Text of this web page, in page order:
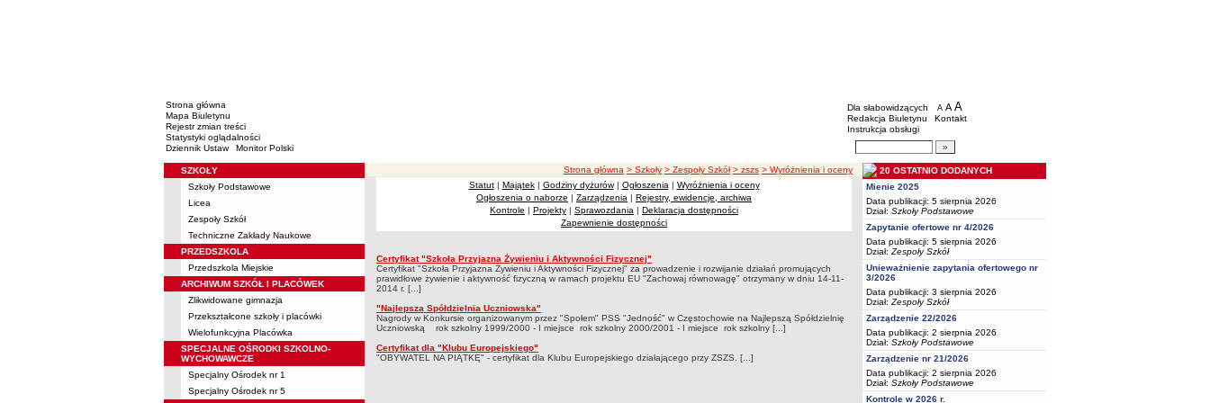
Strona główna
Mapa Biuletynu
Rejestr zmian treści
Statystyki oglądalności
Dziennik Ustaw
Monitor Polski
BIP - Oświata Częstochowa
Menu dodatkowe
Dla słabowidzących A pomniejsz czcionkę
A standardowy rozmiar czcionki
A
Redakcja Biuletynu
Kontakt
Instrukcja obsługi
Wyszukiwarka artykułów
Menu
SZKOŁY
Szkoły Podstawowe
Licea
Zespoły Szkół
Techniczne Zakłady Naukowe
PRZEDSZKOLA
Przedszkola Miejskie
ARCHIWUM SZKÓŁ I PLACÓWEK
Zlikwidowane gimnazja
Przekształcone szkoły i placówki
Wielofunkcyjna Placówka
SPECJALNE OŚRODKI SZKOLNO-
WYCHOWAWCZE
Specjalny Ośrodek nr 1
Specjalny Ośrodek nr 5
ścieżka nawigacji
Strona główna > Szkoły > Zespoły Szkół > zszs > Wyróżnienia i oceny
Statut| Majątek| Godziny dyżurów| Ogłoszenia | Wyróżnienia i oceny
Ogłoszenia o naborze | Zarządzenia | Rejestry, ewidencje, archiwa
Kontrole | Projekty | Sprawozdania | Deklaracja dostępności
Zapewnienie dostępności
Wyróżnienia i oceny
Certyfikat "Szkoła Przyjazna Żywieniu i Aktywności Fizycznej"
Certyfikat "Szkoła Przyjazna Żywieniu i Aktywności Fizycznej" za prowadzenie i rozwijanie działań promujących
prawidłowe żywienie i aktywność fizyczną w ramach projektu EU "Zachowaj równowagę" otrzymany w dniu 14-11-
2014 r. [...]
"Najlepsza Spółdzielnia Uczniowska"
Nagrody w Konkursie organizowanym przez "Społem" PSS "Jedność" w Częstochowie na Najlepszą Spółdzielnię
Uczniowską rok szkolny 1999/2000 - I miejsce rok szkolny 2000/2001 - I miejsce rok szkolny [...]
Certyfikat dla "Klubu Europejskiego"
"OBYWATEL NA PIĄTKĘ" - certyfikat dla Klubu Europejskiego działającego przy ZSZS. [...]
20 OSTATNIO DODANYCH
Mienie 2025
Data publikacji: 5 sierpnia 2026
Dział: Szkoły Podstawowe
Zapytanie ofertowe nr 4/2026
Data publikacji: 5 sierpnia 2026
Dział: Zespoły Szkół
Unieważnienie zapytania ofertowego nr
3/2026
Data publikacji: 3 sierpnia 2026
Dział: Zespoły Szkół
Zarządzenie 22/2026
Data publikacji: 2 sierpnia 2026
Dział: Szkoły Podstawowe
Zarządzenie nr 21/2026
Data publikacji: 2 sierpnia 2026
Dział: Szkoły Podstawowe
Kontrole w 2026 r.